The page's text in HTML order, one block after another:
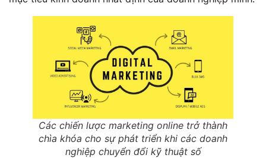
Các chiến lược marketing online trở thành
chìa khóa cho sự phát triển khi các doanh
nghiệp chuyển đổi kỹ thuật số